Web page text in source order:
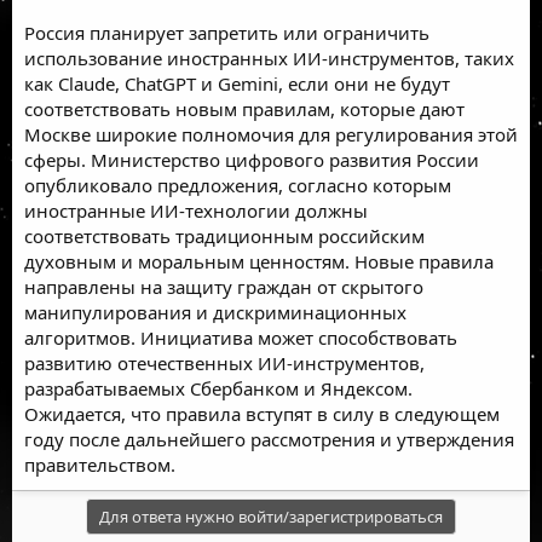
Россия планирует запретить или ограничить
использование иностранных ИИ-инструментов, таких
как Claude, ChatGPT и Gemini, если они не будут
соответствовать новым правилам, которые дают
Москве широкие полномочия для регулирования этой
сферы. Министерство цифрового развития России
опубликовало предложения, согласно которым
иностранные ИИ-технологии должны
соответствовать традиционным российским
духовным и моральным ценностям. Новые правила
направлены на защиту граждан от скрытого
манипулирования и дискриминационных
алгоритмов. Инициатива может способствовать
развитию отечественных ИИ-инструментов,
разрабатываемых Сбербанком и Яндексом.
Ожидается, что правила вступят в силу в следующем
году после дальнейшего рассмотрения и утверждения
правительством.
Для ответа нужно войти/зарегистрироваться